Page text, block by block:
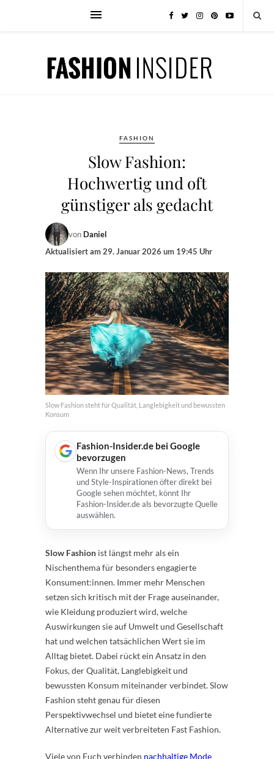
FASHION
Slow Fashion:
Hochwertig und oft
günstiger als gedacht
von Daniel
Aktualisiert am29. Januar 2026 um 19:45 Uhr
Slow Fashion steht für Qualität, Langlebigkeit und bewussten
Konsum
Fashion-Insider.de bei Google
bevorzugen
Wenn Ihr unsere Fashion-News, Trends
und Style-Inspirationen öfter direkt bei
Google sehen möchtet, könnt Ihr
Fashion-Insider.de als bevorzugte Quelle
auswählen.
Slow Fashion ist längst mehr als ein
Nischenthema für besonders engagierte
Konsument:innen. Immer mehr Menschen
setzen sich kritisch mit der Frage auseinander,
wie Kleidung produziert wird, welche
Auswirkungen sie auf Umwelt und Gesellschaft
hat und welchen tatsächlichen Wert sie im
Alltag bietet. Dabei rückt ein Ansatz in den
Fokus, der Qualität, Langlebigkeit und
bewussten Konsum miteinander verbindet. Slow
Fashion steht genau für diesen
Perspektivwechsel und bietet eine fundierte
Alternative zur weit verbreiteten Fast Fashion.
Viele von Euch verbinden nachhaltige Mode